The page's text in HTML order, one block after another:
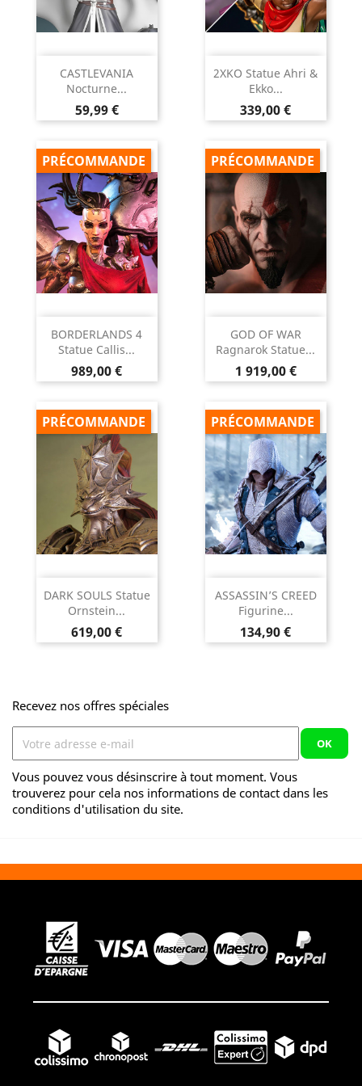
CASTLEVANIA
Nocturne...
Prix
59,99 €
2XKO Statue Ahri &
Ekko...
Prix
339,00 €
BORDERLANDS 4
Statue Callis...
Prix
989,00 €
PRÉCOMMANDE
GOD OF WAR
Ragnarok Statue...
Prix
1 919,00 €
PRÉCOMMANDE
DARK SOULS Statue
Ornstein...
Prix
619,00 €
PRÉCOMMANDE
ASSASSIN’S CREED
Figurine...
Prix
134,90 €
PRÉCOMMANDE
Recevez nos offres spéciales
Vous pouvez vous désinscrire à tout moment. Vous
trouverez pour cela nos informations de contact dans les
conditions d'utilisation du site.